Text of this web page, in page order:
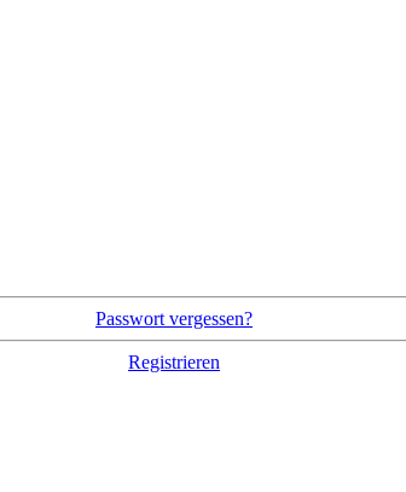
Passwort vergessen?
Registrieren